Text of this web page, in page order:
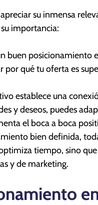
su inmensa
importancia:
buen posicionamiento
qué tu oferta es
establece una
y deseos, puedes
el boca a boca
bien definida,
tiempo, sino
y de marketing.